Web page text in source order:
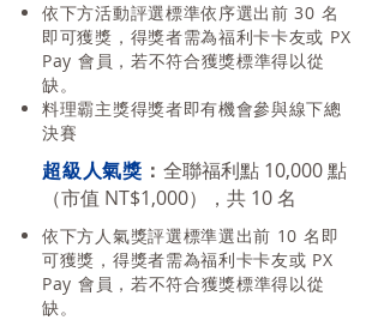
依下方活動評選標準依序選出前 30 名
即可獲獎，得獎者需為福利卡卡友或 PX
Pay 會員，若不符合獲獎標準得以從
缺。
料理霸主獎得獎者即有機會參與線下總
決賽
超級人氣獎 ： 全聯福利點 10,000 點
（市值 NT$1,000），共 10 名
依下方人氣獎評選標準選出前 10 名即
可獲獎，得獎者需為福利卡卡友或 PX
Pay 會員，若不符合獲獎標準得以從
缺。